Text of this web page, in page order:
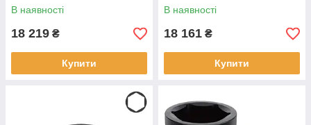
В наявності
18 219 ₴
Купити
В наявності
18 161 ₴
Купити